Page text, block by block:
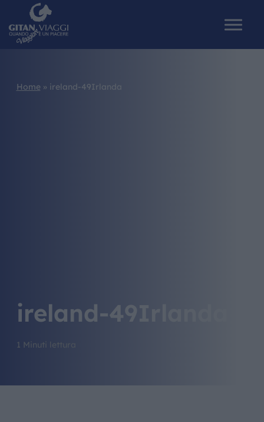
Home » ireland-49Irlanda
ireland-49Irlanda
1 Minuti lettura